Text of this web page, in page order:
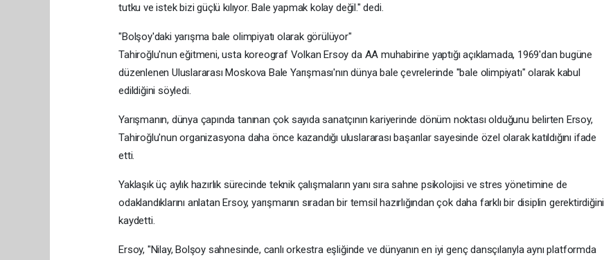
tutku ve istek bizi güçlü kılıyor. Bale yapmak kolay değil." dedi.
"Bolşoy'daki yarışma bale olimpiyatı olarak görülüyor"
Tahiroğlu'nun eğitmeni, usta koreograf Volkan Ersoy da AA muhabirine yaptığı açıklamada, 1969'dan bugüne
düzenlenen Uluslararası Moskova Bale Yarışması'nın dünya bale çevrelerinde "bale olimpiyatı" olarak kabul
edildiğini söyledi.
Yarışmanın, dünya çapında tanınan çok sayıda sanatçının kariyerinde dönüm noktası olduğunu belirten Ersoy,
Tahiroğlu'nun organizasyona daha önce kazandığı uluslararası başarılar sayesinde özel olarak katıldığını ifade
etti.
Yaklaşık üç aylık hazırlık sürecinde teknik çalışmaların yanı sıra sahne psikolojisi ve stres yönetimine de
odaklandıklarını anlatan Ersoy, yarışmanın sıradan bir temsil hazırlığından çok daha farklı bir disiplin gerektirdiğini
kaydetti.
Ersoy, "Nilay, Bolşoy sahnesinde, canlı orkestra eşliğinde ve dünyanın en iyi genç dansçılarıyla aynı platformda